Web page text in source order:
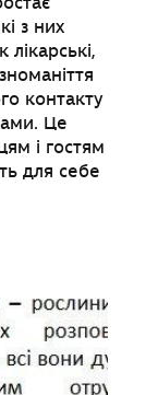
з них
контакту
Це
і гостям
для себе